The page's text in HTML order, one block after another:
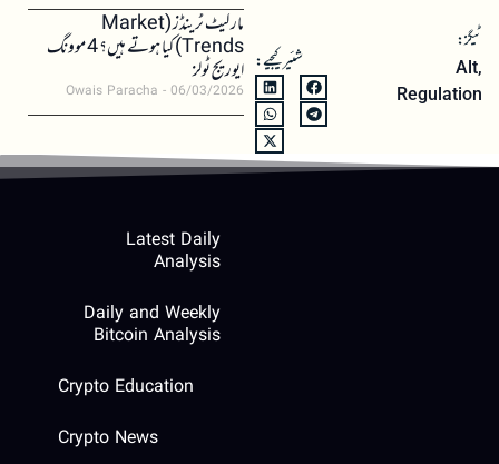
ٹیگز:
Alt,
Regulation
شئیر کیجیے:
مارکیٹ ٹرینڈز (Market
Trends) کیا ہوتے ہیں؟ 4 موونگ
ایوریج ٹولز
Owais Paracha 06/03/2026
Latest Daily
Analysis
Daily and Weekly
Bitcoin Analysis
Crypto Education
Crypto News